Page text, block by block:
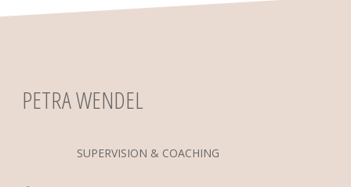
PETRA WENDEL
SUPERVISION & COACHING